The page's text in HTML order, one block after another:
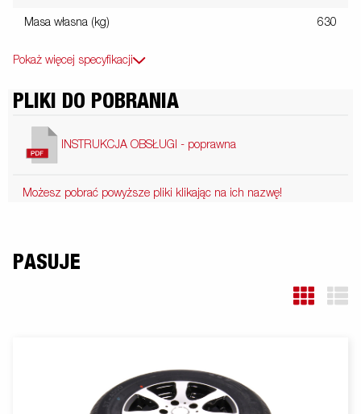
Masa własna (kg) 630
Pokaż więcej specyfikacji
PLIKI DO POBRANIA
INSTRUKCJA OBSŁUGI - poprawna
Możesz pobrać powyższe pliki klikając na ich nazwę!
PASUJE